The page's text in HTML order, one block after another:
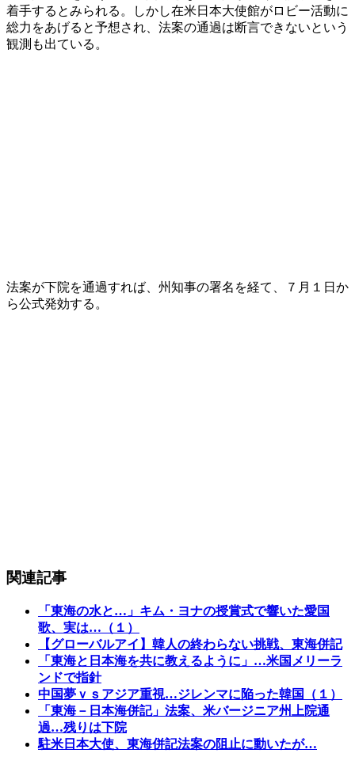
着手するとみられる。しかし在米日本大使館がロビー活動に
総力をあげると予想され、法案の通過は断言できないという
観測も出ている。
法案が下院を通過すれば、州知事の署名を経て、７月１日か
ら公式発効する。
関連記事
「東海の水と…」キム・ヨナの授賞式で響いた愛国
歌、実は…（１）
【グローバルアイ】韓人の終わらない挑戦、東海併記
「東海と日本海を共に教えるように」…米国メリーラ
ンドで指針
中国夢ｖｓアジア重視…ジレンマに陥った韓国（１）
「東海－日本海併記」法案、米バージニア州上院通
過…残りは下院
駐米日本大使、東海併記法案の阻止に動いたが…